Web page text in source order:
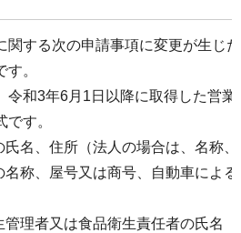
関する次の申請事項に変更が生じ
。
令和3年6月1日以降に取得した営業
です。
氏名、住所（法人の場合は、名称
名称、屋号又は商号、自動車によ
管理者又は食品衛生責任者の氏名